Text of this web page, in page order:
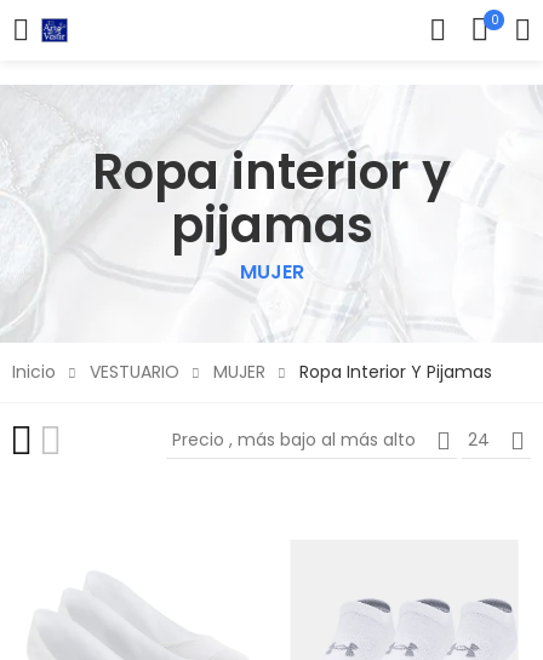
0
Ropa interior y
pijamas
MUJER
Inicio VESTUARIO MUJER Ropa Interior Y Pijamas
Precio , más bajo al más alto 24